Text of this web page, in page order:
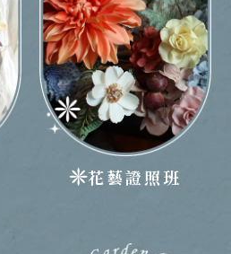
花藝證照班